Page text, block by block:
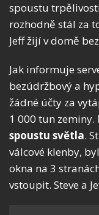
spoustu
rozhodně stál za
Jeff žijí v domě
Jak informuje
bezúdržbový a
žádné účty za
1 000 tun zeminy.
spoustu světla.
válcové klenby,
okna na 3
vstoupit. Steve a